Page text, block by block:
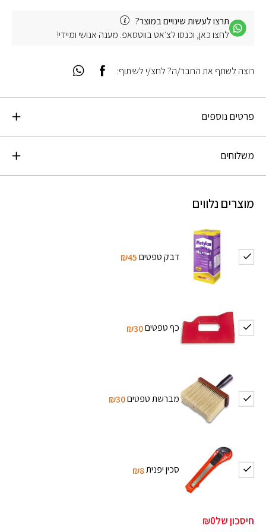
תרצו לעשות שינויים במוצר?
לחצו כאן, וכנסו לצ׳אט בווטסאפ. מענה אנושי ומיידי!
פרטים נוספים
משלוחים
מוצרים נלווים
דבק טפטים₪45
כף טפטים₪30
מברשת טפטים₪30
סכין יפנית₪8
חיסכון של₪0
רוצה לשתף את החבר/ה? לחצ/י לשיתוף: